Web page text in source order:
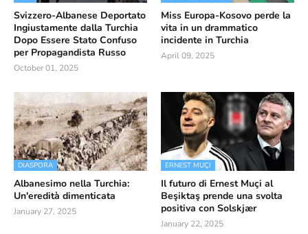
Svizzero-Albanese Deportato
Ingiustamente dalla Turchia
Dopo Essere Stato Confuso
per Propagandista Russo
October 01, 2025
Miss Europa-Kosovo perde la
vita in un drammatico
incidente in Turchia
April 09, 2025
DIASPORA
Albanesimo nella Turchia:
Un'eredità dimenticata
January 27, 2025
ERNEST MUÇI
Il futuro di Ernest Muçi al
Beşiktaş prende una svolta
positiva con Solskjær
January 22, 2025